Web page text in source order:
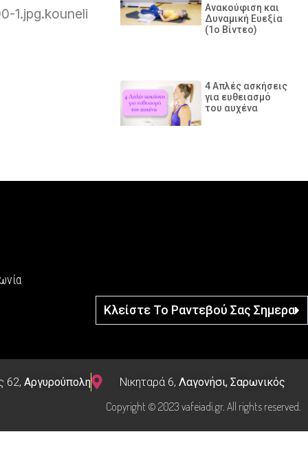
1.jpg.kouneli
Ανακούφιση και
Δυναμική Ευεξία
(1ο Βίντεο)
4 Απλές ασκήσεις
για ευθειασμό
του αυχένα
Κλείστε Το Ραντεβού Σας Σημερα
62, Αργυρούπολη Νικηταρά 6,Λαγονήσι, Σαρωνικός
Copyright © 2023 vafeiadi.gr. All rights reserved.